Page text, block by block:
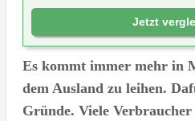
Jetzt
Es kommt immer mehr in
dem Ausland zu leihen.
Gründe. Viele